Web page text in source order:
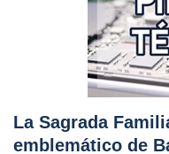
La Sagrada
emblemático de